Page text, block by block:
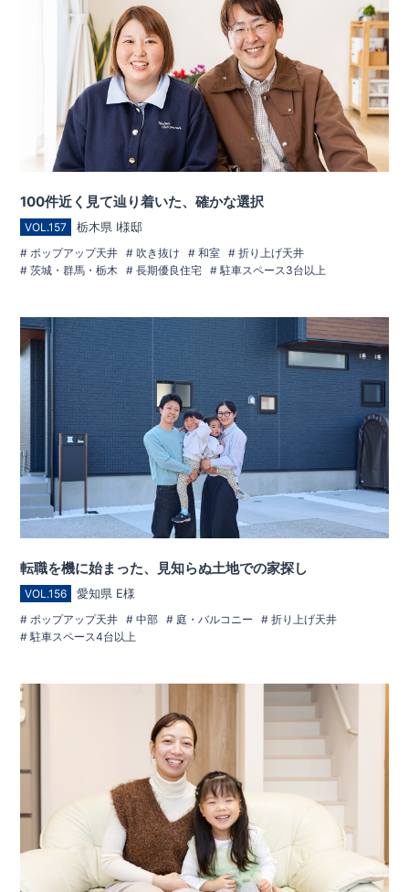
100件近く見て辿り着いた、確かな選択
VOL.157 栃木県 I様邸
ポップアップ天井 吹き抜け 和室
折り上げ天井
茨城・群馬・栃木
長期優良住宅 駐車スペース3台以上
転職を機に始まった、見知らぬ土地での家探し
VOL.156 愛知県 E様
ポップアップ天井 中部 庭・バルコニー
折り上げ天井
駐車スペース4台以上